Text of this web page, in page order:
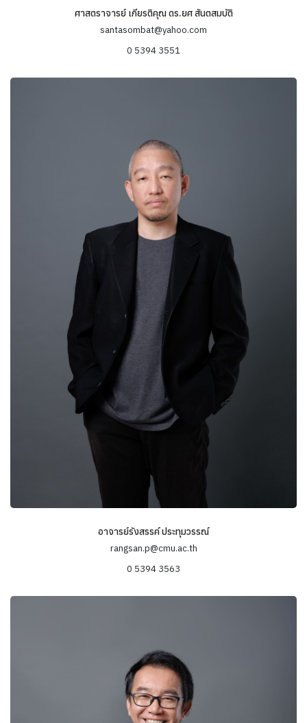
ข้อมูลความเชี่ยวชาญ
ความหลากหลายทางชีวภาพ องค์ความรู้ของท้องถิ่นและการพัฒนา
วนศาสตร์ชุมชน (community forestry)
มานุษยวิทยาจิตวิทยา (Psychological anthropology) การขัดเกลา
ทางสังคม (Socialization) สตรีและเพศวิถีเสรีนิยมใหม่
ความหลากหลายทางชีวภาพและภูมิปัญญาท้องถิ่นในเขตภูมิภาคลุ่มน้ำ
โขง (Biodiversity and Indigenous Knowledge in Mekong region)
ประเด็นปัญหาชายแดนและการข้ามพรมแดนในภูมิภาคเอเชียตะวันออก
เฉียงใต้ (Border and transnational issues in Southeast Asia)
ประเด็นทางวิชาการอื่นๆ ได้แก่ สิ่งแวดล้อมและการจัดการ
ทรัพยากรธรรมชาติโดยชุมชน บริโภคนิยมและสังคมสมัยใหม่ การพัฒนา
ชนบท ความเป็นชายขอบและการพลัดถิ่น พื้นที่และอัตลักษณ์ชาติพันธุ์ที่
หลากหลาย
ศาสตราจารย์ เกียรติคุณ ดร.ยศ สันตสมบัติ
santasombat@yahoo.com
0 5394 3551
ข้อมูลความเชี่ยวชาญ
อาจารย์รังสรรค์ ประทุมวรรณ์
rangsan.p@cmu.ac.th
0 5394 3563